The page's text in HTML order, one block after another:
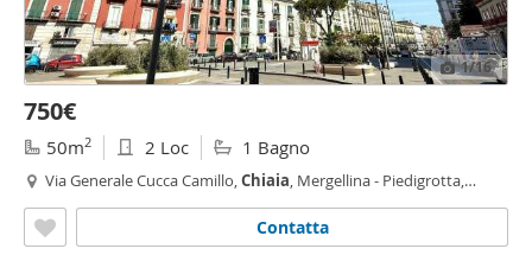
1/16
750€
50m2 2 Loc 1 Bagno
Via Generale Cucca Camillo,Chiaia, Mergellina - Piedigrotta,
Contatta